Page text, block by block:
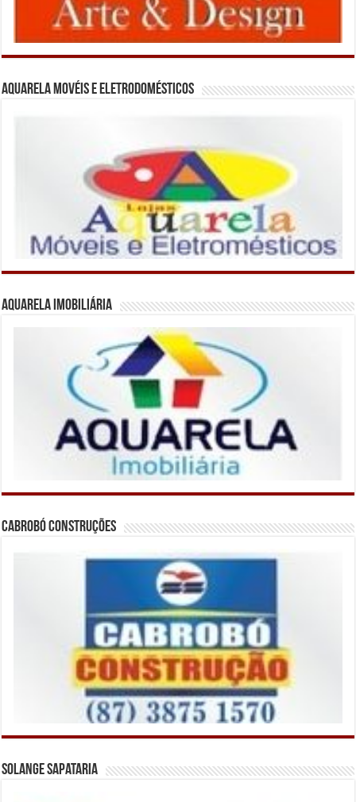
Aquarela Movéis e Eletrodomésticos
Aquarela Imobiliária
Cabrobó Construções
Solange Sapataria